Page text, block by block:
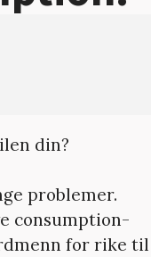
din?
problemer.
consumption-
for rike til